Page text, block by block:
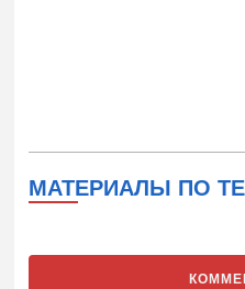
МАТЕРИАЛЫ ПО